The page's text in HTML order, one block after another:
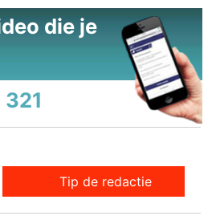
die je
Tip de redactie